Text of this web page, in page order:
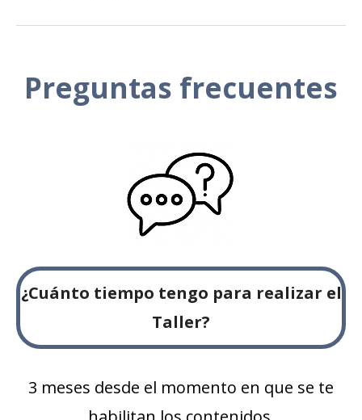
Preguntas frecuentes
¿Cuánto tiempo tengo para realizar el
Taller?
3 meses desde el momento en que se te